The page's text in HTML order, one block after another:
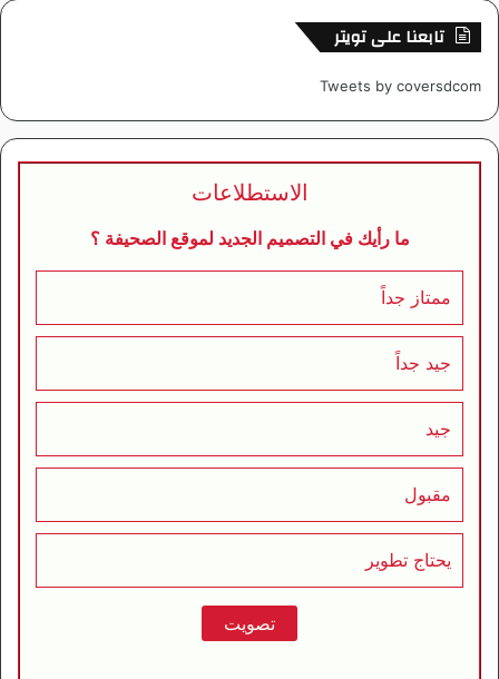
تابعنا على تويتر
Tweets by coversdcom
الاستطلاعات
ما رأيك في التصميم الجديد لموقع الصحيفة ؟
ممتاز جداً
جيد جداً
جيد
مقبول
يحتاج تطوير